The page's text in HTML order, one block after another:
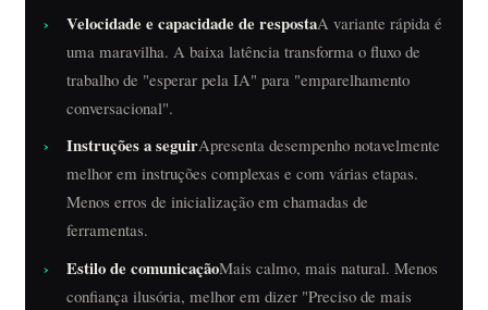
Velocidade e capacidade de respostaA variante rápida é
uma maravilha. A baixa latência transforma o fluxo de
trabalho de "esperar pela IA" para "emparelhamento
conversacional".
Instruções a seguirApresenta desempenho notavelmente
melhor em instruções complexas e com várias etapas.
Menos erros de inicialização em chamadas de
ferramentas.
Estilo de comunicaçãoMais calmo, mais natural. Menos
confiança ilusória, melhor em dizer "Preciso de mais